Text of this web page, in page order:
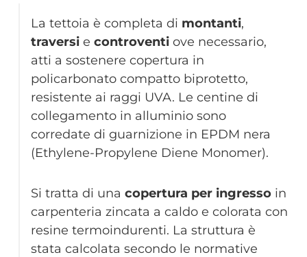
La tettoia è completa di montanti,
traversi e controventi ove necessario,
atti a sostenere copertura in
policarbonato compatto biprotetto,
resistente ai raggi UVA. Le centine di
collegamento in alluminio sono
corredate di guarnizione in EPDM nera
(Ethylene-Propylene Diene Monomer).
Si tratta di una copertura per ingresso in
carpenteria zincata a caldo e colorata con
resine termoindurenti. La struttura è
stata calcolata secondo le normative